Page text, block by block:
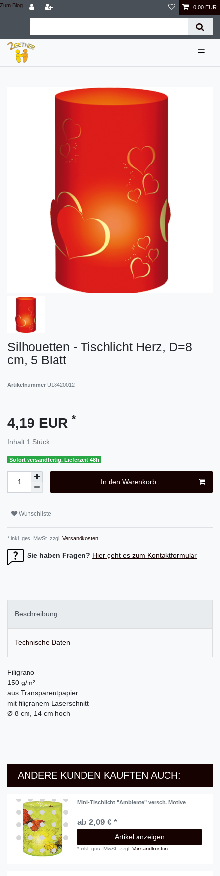
Zum Blog 0,00 EUR
☰
Silhouetten - Tischlicht Herz, D=8
cm, 5 Blatt
Artikelnummer U18420012
4,19 EUR *
Inhalt 1 Stück
Sofort versandfertig, Lieferzeit 48h
In den Warenkorb
Wunschliste
* inkl. ges. MwSt. zzgl. Versandkosten
Sie haben Fragen? Hier geht es zum Kontaktformular
Beschreibung
Technische Daten
Filigrano
150 g/m²
aus Transparentpapier
mit filigranem Laserschnitt
Ø 8 cm, 14 cm hoch
ANDERE KUNDEN KAUFTEN AUCH:
Mini-Tischlicht "Ambiente" versch. Motive
ab 2,09 € *
Artikel anzeigen
*inkl. ges. MwSt. zzgl.Versandkosten